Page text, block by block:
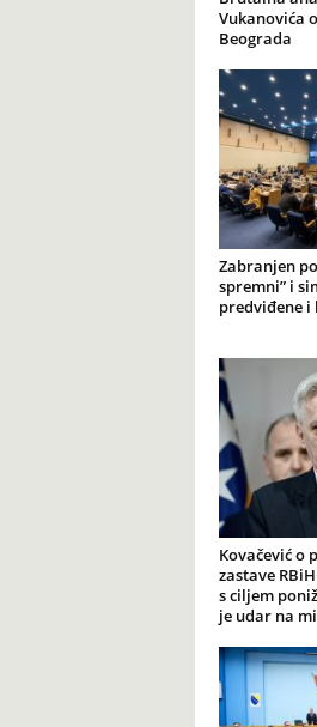
Vukanovića
Beograda
Zabranjen
spremni” i
predviđene i
Kovačević o
zastave
s ciljem
je udar na